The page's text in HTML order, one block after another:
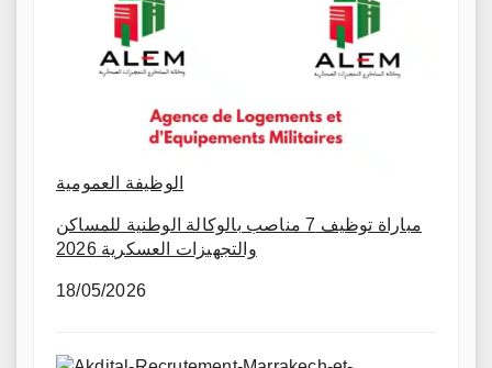
الوظيفة العمومية
مباراة توظيف 7 مناصب بالوكالة الوطنية للمساكن
والتجهيزات العسكرية 2026
18/05/2026